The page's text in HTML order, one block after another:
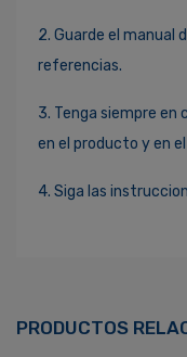
2. Guarde el manual
referencias.
3. Tenga siempre
en el producto y en
4. Siga las
PRODUCTOS